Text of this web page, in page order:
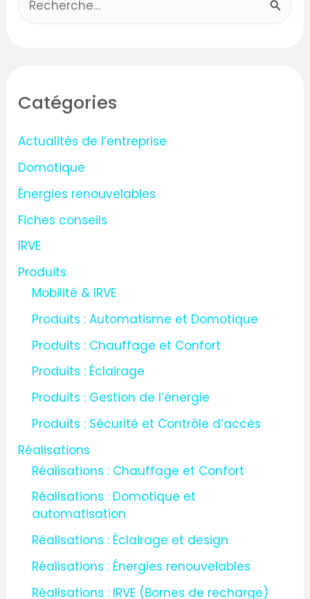
R
e
c
h
e
r
:
Catégories
Actualités de l’entreprise
Domotique
Énergies renouvelables
Fiches conseils
IRVE
Produits
Mobilité & IRVE
Produits : Automatisme et Domotique
Produits : Chauffage et Confort
Produits : Éclairage
Produits : Gestion de l’énergie
Produits : Sécurité et Contrôle d’accès
Réalisations
Réalisations : Chauffage et Confort
Réalisations : Domotique et
automatisation
Réalisations : Éclairage et design
Réalisations : Énergies renouvelables
Réalisations : IRVE (Bornes de recharge)